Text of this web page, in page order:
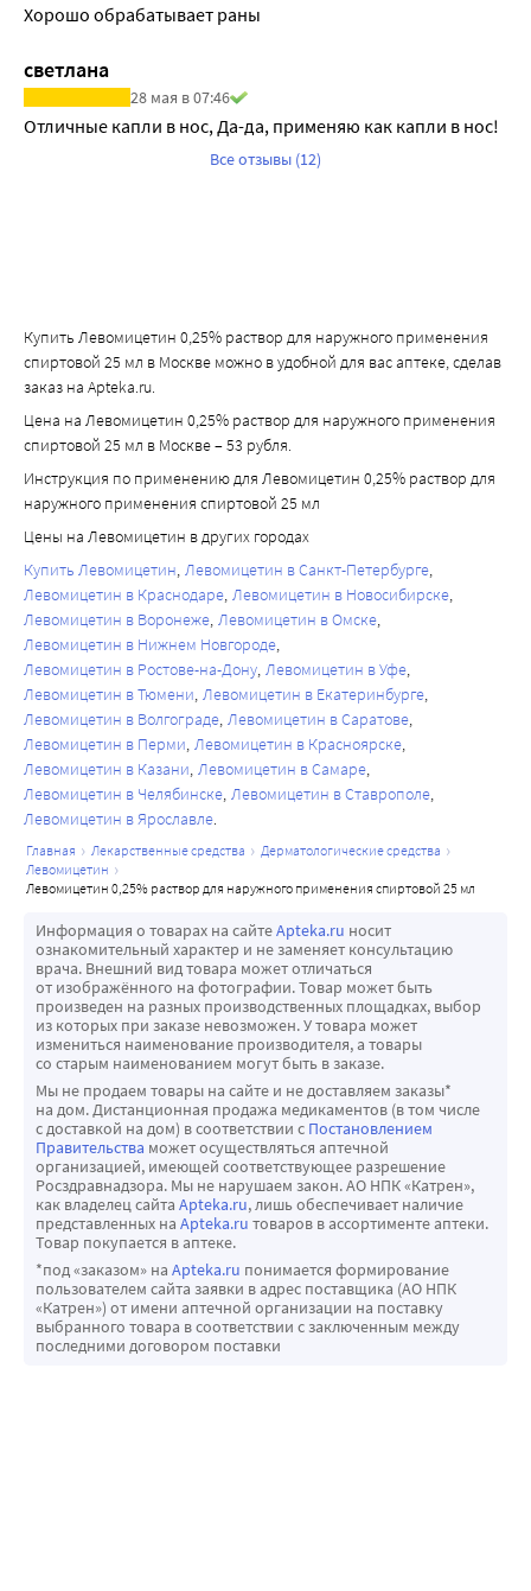
Хорошо обрабатывает раны
светлана
28 мая в 07:46
Отличные капли в нос, Да-да, применяю как капли в нос!
Все отзывы (12)
Купить Левомицетин 0,25% раствор для наружного применения
спиртовой 25 мл в Москве можно в удобной для вас аптеке, сделав
заказ на Apteka.ru.
Цена на Левомицетин 0,25% раствор для наружного применения
спиртовой 25 мл в Москве – 53 рубля.
Инструкция по применению для Левомицетин 0,25% раствор для
наружного применения спиртовой 25 мл
Цены на Левомицетин в других городах
Купить Левомицетин Левомицетин в Санкт-Петербурге
Левомицетин в Краснодаре Левомицетин в Новосибирске
Левомицетин в Воронеже Левомицетин в Омске
Левомицетин в Нижнем Новгороде
Левомицетин в Ростове-на-Дону Левомицетин в Уфе
Левомицетин в Тюмени Левомицетин в Екатеринбурге
Левомицетин в Волгограде Левомицетин в Саратове
Левомицетин в Перми Левомицетин в Красноярске
Левомицетин в Казани Левомицетин в Самаре
Левомицетин в Челябинске Левомицетин в Ставрополе
Левомицетин в Ярославле
главная лекарственные средства
дерматологические средства
левомицетин
левомицетин 0,25% раствор для наружного применения спиртовой 25 мл
Информация о товарах на сайтеApteka.ru носит
ознакомительный характер и не заменяет консультацию
врача. Внешний вид товара может отличаться
от изображённого на фотографии. Товар может быть
произведен на разных производственных площадках, выбор
из которых при заказе невозможен. У товара может
измениться наименование производителя, а товары
со старым наименованием могут быть в заказе.
Мы не продаем товары на сайте и не доставляем заказы*
на дом. Дистанционная продажа медикаментов (в том числе
с доставкой на дом) в соответствии с Постановлением
Правительства может осуществляться аптечной
организацией, имеющей соответствующее разрешение
Росздравнадзора. Мы не нарушаем закон. АО НПК «Катрен»,
как владелец сайта Apteka.ru, лишь обеспечивает наличие
представленных на Apteka.ru товаров в ассортименте аптеки.
Товар покупается в аптеке.
*под «заказом» на Apteka.ru понимается формирование
пользователем сайта заявки в адрес поставщика (АО НПК
«Катрен») от имени аптечной организации на поставку
выбранного товара в соответствии с заключенным между
последними договором поставки